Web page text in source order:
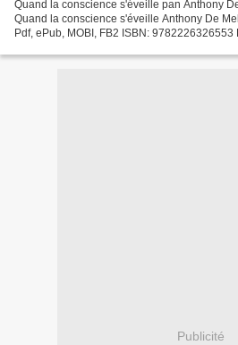
Quand la conscience s'éveille pan Anthony
Quand la conscience s'éveille Anthony De
Pdf, ePub, MOBI, FB2 ISBN: 9782226326553
Publicité